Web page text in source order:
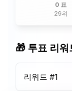
0 표
29위
🎁 투표 리워
리워드 #1